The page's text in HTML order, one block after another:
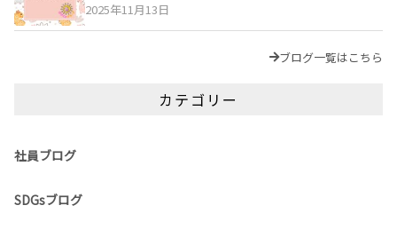
2025年11月13日
ブログ一覧はこちら
カテゴリー
社員ブログ
SDGsブログ